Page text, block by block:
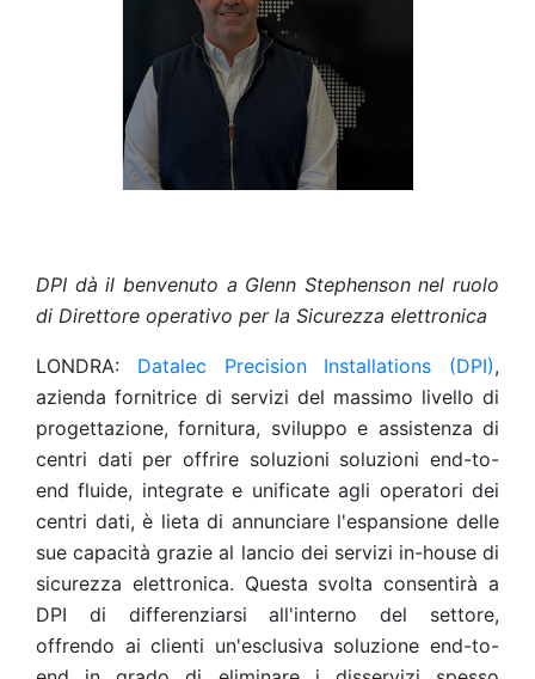
DPI dà il benvenuto a Glenn Stephenson nel ruolo
di Direttore operativo per la Sicurezza elettronica
LONDRA: Datalec Precision Installations (DPI),
azienda fornitrice di servizi del massimo livello di
progettazione, fornitura, sviluppo e assistenza di
centri dati per offrire soluzioni soluzioni end-to-
end fluide, integrate e unificate agli operatori dei
centri dati, è lieta di annunciare l'espansione delle
sue capacità grazie al lancio dei servizi in-house di
sicurezza elettronica. Questa svolta consentirà a
DPI di differenziarsi all'interno del settore,
offrendo ai clienti un'esclusiva soluzione end-to-